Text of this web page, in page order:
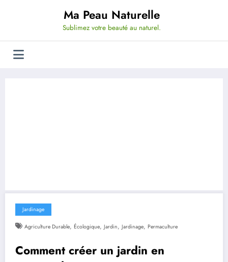
Ma Peau Naturelle
Sublimez votre beauté au naturel.
Jardinage
Agriculture Durable, Écologique, Jardin, Jardinage, Permaculture
Comment créer un jardin en